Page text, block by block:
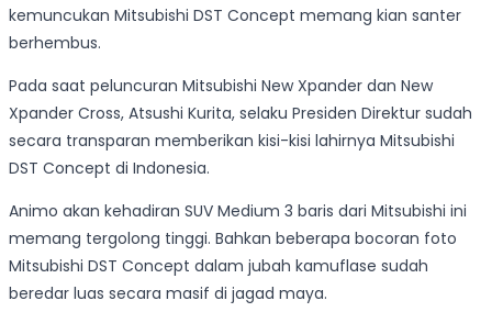
kemuncukan Mitsubishi DST Concept memang kian santer
berhembus.
Pada saat peluncuran Mitsubishi New Xpander dan New
Xpander Cross, Atsushi Kurita, selaku Presiden Direktur sudah
secara transparan memberikan kisi-kisi lahirnya Mitsubishi
DST Concept di Indonesia.
Animo akan kehadiran SUV Medium 3 baris dari Mitsubishi ini
memang tergolong tinggi. Bahkan beberapa bocoran foto
Mitsubishi DST Concept dalam jubah kamuflase sudah
beredar luas secara masif di jagad maya.